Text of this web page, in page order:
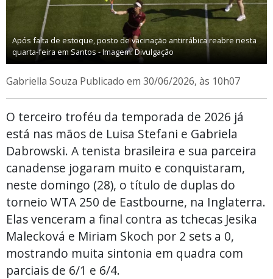
Após falta de estoque, posto de vacinação antirrábica reabre nesta
quarta-feira em Santos - Imagem: Divulgação
Gabriella Souza Publicado em 30/06/2026, às 10h07
O terceiro troféu da temporada de 2026 já
está nas mãos de Luisa Stefani e Gabriela
Dabrowski. A tenista brasileira e sua parceira
canadense jogaram muito e conquistaram,
neste domingo (28), o título de duplas do
torneio WTA 250 de Eastbourne, na Inglaterra.
Elas venceram a final contra as tchecas Jesika
Malecková e Miriam Skoch por 2 sets a 0,
mostrando muita sintonia em quadra com
parciais de 6/1 e 6/4.